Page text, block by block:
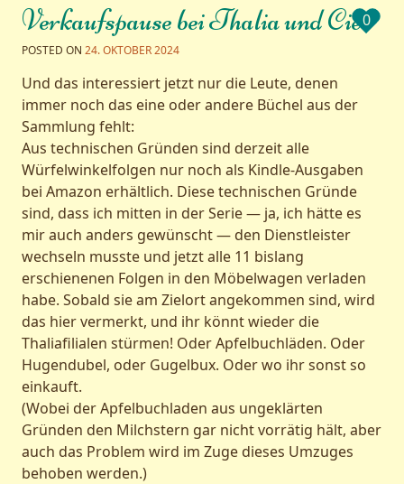
Verkaufspause bei Thalia und Cie.
POSTED ON 24. OKTOBER 2024
0
Und das interessiert jetzt nur die Leute, denen
immer noch das eine oder andere Büchel aus der
Sammlung fehlt:
Aus technischen Gründen sind derzeit alle
Würfelwinkelfolgen nur noch als Kindle-Ausgaben
bei Amazon erhältlich. Diese technischen Gründe
sind, dass ich mitten in der Serie — ja, ich hätte es
mir auch anders gewünscht — den Dienstleister
wechseln musste und jetzt alle 11 bislang
erschienenen Folgen in den Möbelwagen verladen
habe. Sobald sie am Zielort angekommen sind, wird
das hier vermerkt, und ihr könnt wieder die
Thaliafilialen stürmen! Oder Apfelbuchläden. Oder
Hugendubel, oder Gugelbux. Oder wo ihr sonst so
einkauft.
(Wobei der Apfelbuchladen aus ungeklärten
Gründen den Milchstern gar nicht vorrätig hält, aber
auch das Problem wird im Zuge dieses Umzuges
behoben werden.)